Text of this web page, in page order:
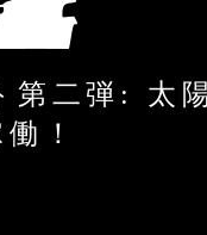
第二弾: 太
！